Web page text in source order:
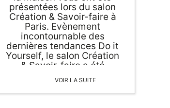
présentées lors du salon
Création & Savoir-faire à
Paris. Evènement
incontournable des
dernières tendances Do it
Yourself, le salon Création
& Savoir-faire a été
l'occasion pour Agent
Paper de partir à la
rencontre des amateurs du
VOIR LA SUITE